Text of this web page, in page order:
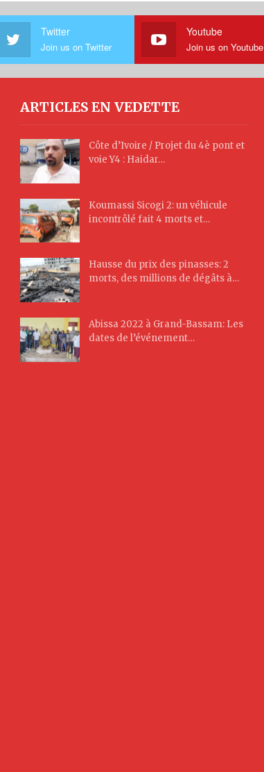
Twitter
Join us on Twitter
Youtube
Join us on Youtube
ARTICLES EN VEDETTE
Côte d’Ivoire / Projet du 4è pont et
voie Y4 : Haidar…
Koumassi Sicogi 2: un véhicule
incontrôlé fait 4 morts et…
Hausse du prix des pinasses: 2
morts, des millions de dégâts à…
Abissa 2022 à Grand-Bassam: Les
dates de l’événement…